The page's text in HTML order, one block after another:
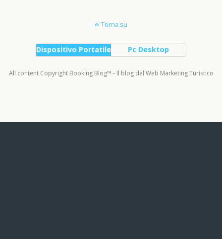
Torna su
Dispositivo Portatile Pc Desktop
All content Copyright Booking Blog™ - Il blog del Web Marketing Turistico